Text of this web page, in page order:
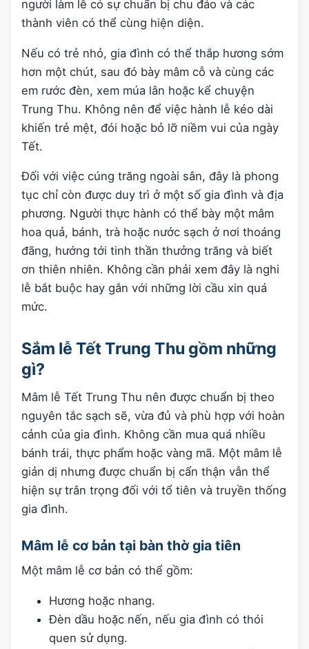
người làm lễ có sự chuẩn bị chu đáo và các
thành viên có thể cùng hiện diện.
Nếu có trẻ nhỏ, gia đình có thể thắp hương sớm
hơn một chút, sau đó bày mâm cỗ và cùng các
em rước đèn, xem múa lân hoặc kể chuyện
Trung Thu. Không nên để việc hành lễ kéo dài
khiến trẻ mệt, đói hoặc bỏ lỡ niềm vui của ngày
Tết.
Đối với việc cúng trăng ngoài sân, đây là phong
tục chỉ còn được duy trì ở một số gia đình và địa
phương. Người thực hành có thể bày một mâm
hoa quả, bánh, trà hoặc nước sạch ở nơi thoáng
đãng, hướng tới tinh thần thưởng trăng và biết
ơn thiên nhiên. Không cần phải xem đây là nghi
lễ bắt buộc hay gắn với những lời cầu xin quá
mức.
Sắm lễ Tết Trung Thu gồm những
gì?
Mâm lễ Tết Trung Thu nên được chuẩn bị theo
nguyên tắc sạch sẽ, vừa đủ và phù hợp với hoàn
cảnh của gia đình. Không cần mua quá nhiều
bánh trái, thực phẩm hoặc vàng mã. Một mâm lễ
giản dị nhưng được chuẩn bị cẩn thận vẫn thể
hiện sự trân trọng đối với tổ tiên và truyền thống
gia đình.
Mâm lễ cơ bản tại bàn thờ gia tiên
Một mâm lễ cơ bản có thể gồm:
Hương hoặc nhang.
Đèn dầu hoặc nến, nếu gia đình có thói
quen sử dụng.